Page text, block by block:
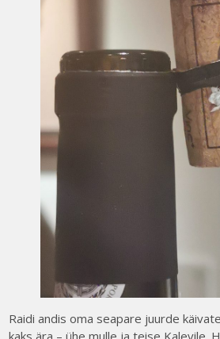
Raidi andis oma seapare juurde